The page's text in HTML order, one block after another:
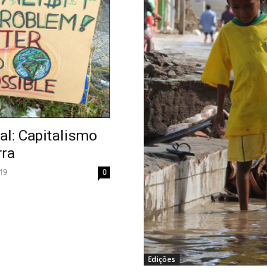
Capitalismo
0
Edições